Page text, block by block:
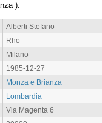
).
Alberti Stefano
Rho
Milano
1985-12-27
Monza e Brianza
Lombardia
Via Magenta 6